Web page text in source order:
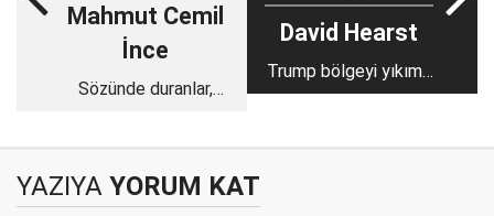
Mahmut Cemil
İnce
Sözünde duranlar,
David Hearst
Trump bölgeyi yıkıma
götürmesi için
YAZIYA YORUM KAT